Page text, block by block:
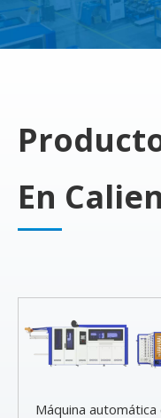
En
Máquina automática